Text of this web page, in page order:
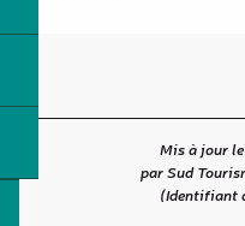
Mis à jour le
par Sud
(Identifiant